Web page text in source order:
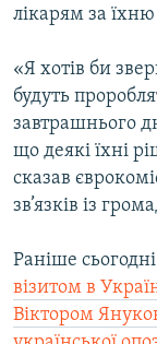
лікарям за
«Я хотів би
будуть
завтрашнього
що деякі їхні
сказав
зв’язків із
Раніше
візитом в
Віктором